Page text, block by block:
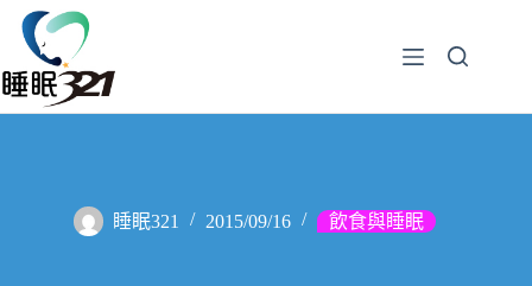
睡眠321 2015/09/16 飲食與睡眠